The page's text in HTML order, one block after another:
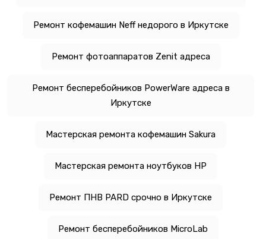
Ремонт кофемашин Neff недорого в Иркутске
Ремонт фотоаппаратов Zenit адреса
Ремонт бесперебойников PowerWare адреса в
Иркутске
Мастерская ремонта кофемашин Sakura
Мастерская ремонта ноутбуков HP
Ремонт ПНВ PARD срочно в Иркутске
Ремонт бесперебойников MicroLab